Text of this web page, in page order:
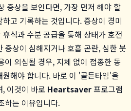
증상을 보인다면, 가장 먼저 해야 할
고 기록하는 것입니다. 증상이 경미
식과 수분 공급을 통해 상태가 호전
증상이 심해지거나 호흡 곤란, 심한 붓
이 의심될 경우, 지체 없이 접종한 동
해야 합니다. 바로 이 '골든타임'을
이것이 바로 Heartsaver프로그램
하는 이유입니다.